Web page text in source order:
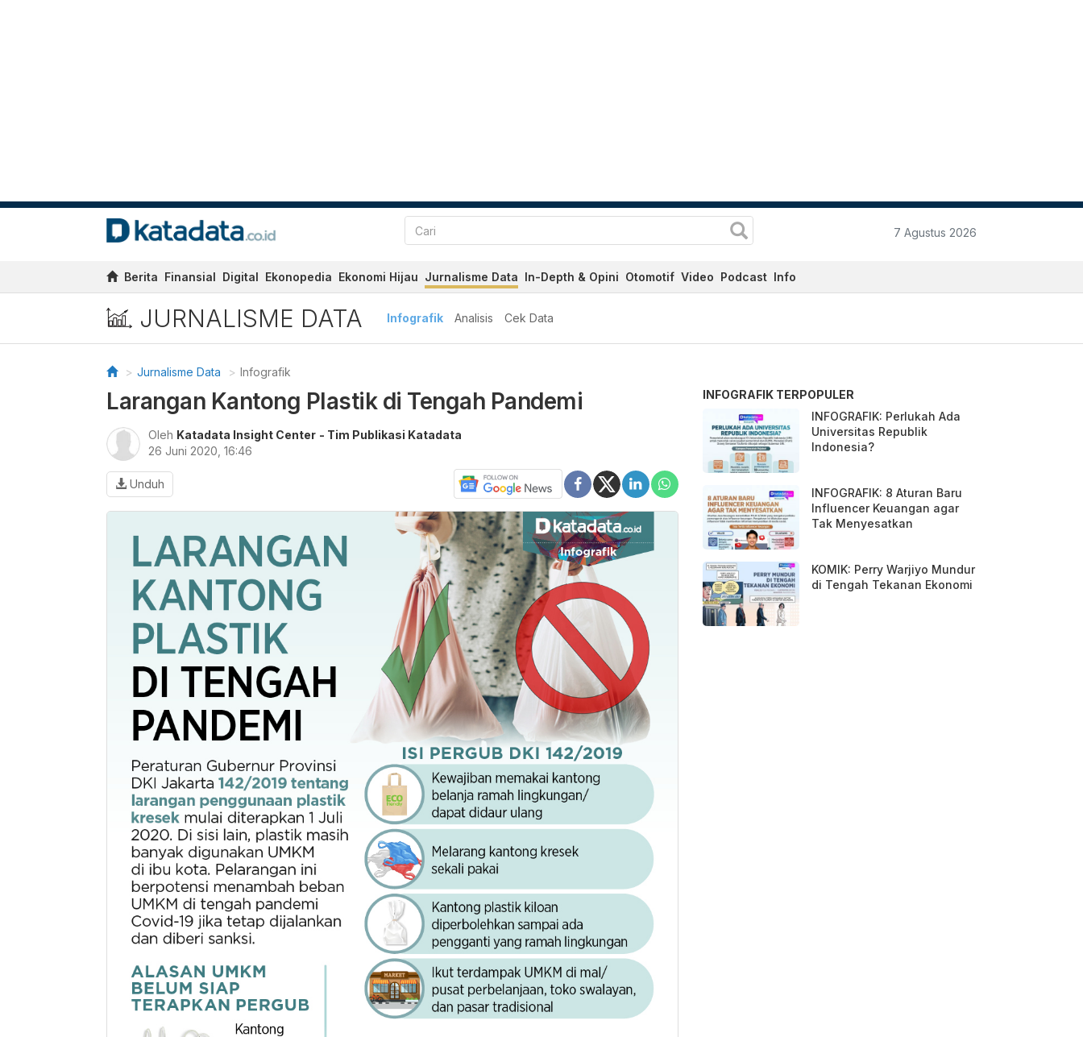
7 Agustus 2026
Berita Finansial Digital Ekonopedia Ekonomi Hijau Jurnalisme Data In-Depth & Opini Otomotif Video Podcast Info
JURNALISME DATA Infografik Analisis Cek Data
Jurnalisme Data Infografik
Larangan Kantong Plastik di Tengah Pandemi
Oleh Katadata Insight Center - Tim Publikasi Katadata
26 Juni 2020, 16:46
Unduh
INFOGRAFIK TERPOPULER
INFOGRAFIK: Perlukah Ada
Universitas Republik
Indonesia?
INFOGRAFIK: 8 Aturan Baru
Influencer Keuangan agar
Tak Menyesatkan
KOMIK: Perry Warjiyo Mundur
di Tengah Tekanan Ekonomi